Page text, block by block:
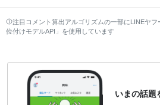
注目コメント算出アルゴリズムの一部にLINEヤ
位付けモデルAPI」を使用しています
いまの話題